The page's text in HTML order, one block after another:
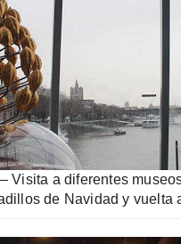
Visita a diferentes
de Navidad y vuelta